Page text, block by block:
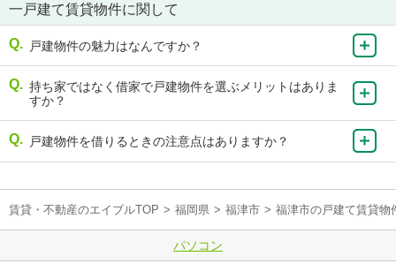
一戸建て賃貸物件に関して
戸建物件の魅力はなんですか？
持ち家ではなく借家で戸建物件を選ぶメリットはありま
すか？
戸建物件を借りるときの注意点はありますか？
賃貸・不動産のエイブルTOP > 福岡県 > 福津市 > 福津市の戸建て賃貸物
パソコン